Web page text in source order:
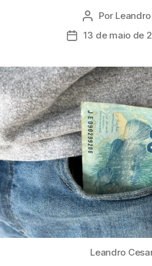
Autor
do
Por
Data13 de maio de
Leandro